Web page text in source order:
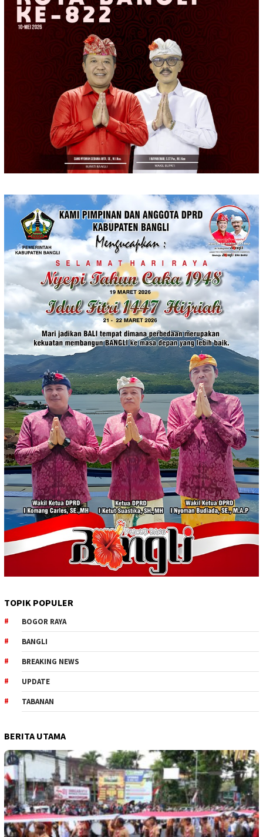
TOPIK POPULER
BOGOR RAYA
BANGLI
BREAKING NEWS
UPDATE
TABANAN
BERITA UTAMA